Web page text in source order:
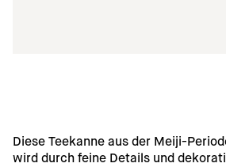
Diese Teekanne aus der Meiji-
wird durch feine Details und